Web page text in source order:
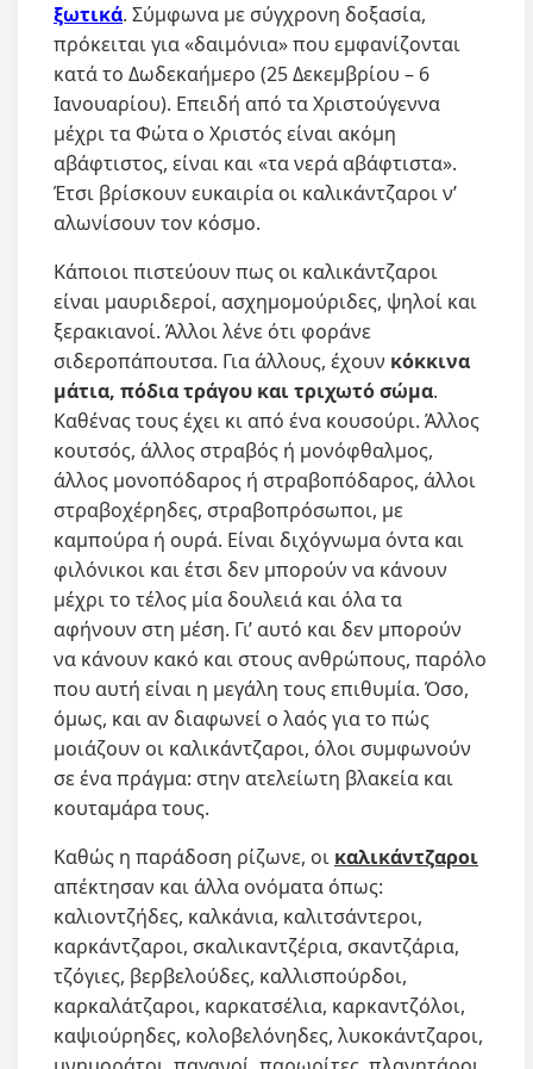
ξωτικά. Σύμφωνα με σύγχρονη δοξασία,
πρόκειται για «δαιμόνια» που εμφανίζονται
κατά το Δωδεκαήμερο (25 Δεκεμβρίου – 6
Ιανουαρίου). Επειδή από τα Χριστούγεννα
μέχρι τα Φώτα ο Χριστός είναι ακόμη
αβάφτιστος, είναι και «τα νερά αβάφτιστα».
Έτσι βρίσκουν ευκαιρία οι καλικάντζαροι ν’
αλωνίσουν τον κόσμο.
Κάποιοι πιστεύουν πως οι καλικάντζαροι
είναι μαυριδεροί, ασχημομούριδες, ψηλοί και
ξερακιανοί. Άλλοι λένε ότι φοράνε
σιδεροπάπουτσα. Για άλλους, έχουν κόκκινα
μάτια, πόδια τράγου και τριχωτό σώμα.
Καθένας τους έχει κι από ένα κουσούρι. Άλλος
κουτσός, άλλος στραβός ή μονόφθαλμος,
άλλος μονοπόδαρος ή στραβοπόδαρος, άλλοι
στραβοχέρηδες, στραβοπρόσωποι, με
καμπούρα ή ουρά. Είναι διχόγνωμα όντα και
φιλόνικοι και έτσι δεν μπορούν να κάνουν
μέχρι το τέλος μία δουλειά και όλα τα
αφήνουν στη μέση. Γι’ αυτό και δεν μπορούν
να κάνουν κακό και στους ανθρώπους, παρόλο
που αυτή είναι η μεγάλη τους επιθυμία. Όσο,
όμως, και αν διαφωνεί ο λαός για το πώς
μοιάζουν οι καλικάντζαροι, όλοι συμφωνούν
σε ένα πράγμα: στην ατελείωτη βλακεία και
κουταμάρα τους.
Καθώς η παράδοση ρίζωνε, οι καλικάντζαροι
απέκτησαν και άλλα ονόματα όπως:
καλιοντζήδες, καλκάνια, καλιτσάντεροι,
καρκάντζαροι, σκαλικαντζέρια, σκαντζάρια,
τζόγιες, βερβελούδες, καλλισπούρδοι,
καρκαλάτζαροι, καρκατσέλια, καρκαντζόλοι,
καψιούρηδες, κολοβελόνηδες, λυκοκάντζαροι,